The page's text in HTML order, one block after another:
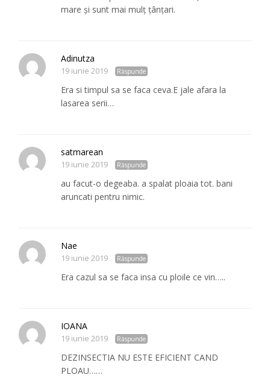
mare și sunt mai mulț țânțari.
Adinutza
19 iunie 2019 Răspunde
Era si timpul sa se faca ceva.E jale afara la
lasarea serii…
satmarean
19 iunie 2019 Răspunde
au facut-o degeaba. a spalat ploaia tot. bani
aruncati pentru nimic.
Nae
19 iunie 2019 Răspunde
Era cazul sa se faca insa cu ploile ce vin…..
IOANA
19 iunie 2019 Răspunde
DEZINSECTIA NU ESTE EFICIENT CAND
PLOAU……